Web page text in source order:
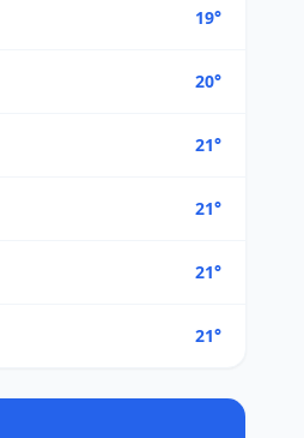
19°
20°
21°
21°
21°
21°